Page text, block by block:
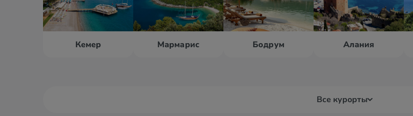
Кемер Мармарис Бодрум Алания
Все курорты